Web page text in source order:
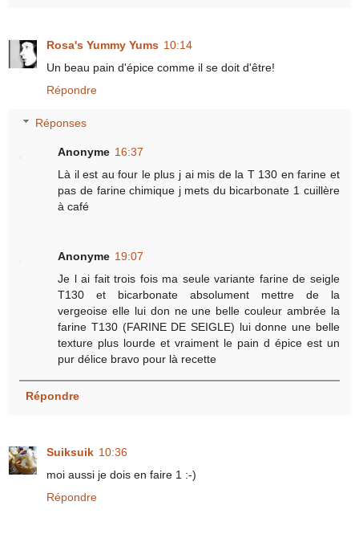
Rosa's Yummy Yums 10:14
Un beau pain d'épice comme il se doit d'être!
Répondre
Réponses
Anonyme 16:37
Là il est au four le plus j ai mis de la T 130 en farine et
pas de farine chimique j mets du bicarbonate 1 cuillère
à café
Anonyme 19:07
Je l ai fait trois fois ma seule variante farine de seigle
T130 et bicarbonate absolument mettre de la
vergeoise elle lui don ne une belle couleur ambrée la
farine T130 (FARINE DE SEIGLE) lui donne une belle
texture plus lourde et vraiment le pain d épice est un
pur délice bravo pour là recette
Répondre
Suiksuik 10:36
moi aussi je dois en faire 1 :-)
Répondre